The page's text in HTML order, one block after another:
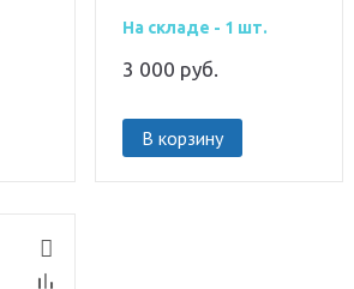
На складе - 1 шт.
3 000 руб.
В корзину